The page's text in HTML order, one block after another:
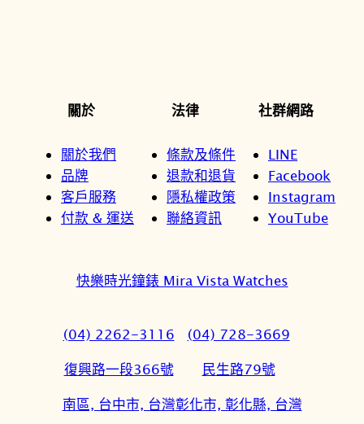
關於
關於我們
品牌
客戶服務
付款 & 運送
法律
條款及條件
退款和退貨
隱私權政策
聯絡資訊
社群網路
LINE
Facebook
Instagram
YouTube
快樂時光鐘錶 Mira Vista Watches
(04) 2262-3116
復興路一段366號
南區, 台中市, 台灣
(04) 728-3669
民生路79號
彰化市, 彰化縣, 台灣